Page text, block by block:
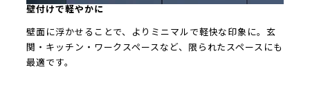
壁付けで軽やかに
壁面に浮かせることで、よりミニマルで軽快な印象に。玄
関・キッチン・ワークスペースなど、限られたスペースにも
最適です。